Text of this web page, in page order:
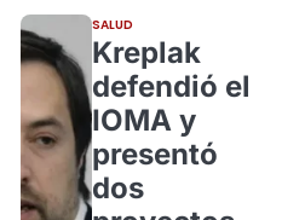
SALUD
Kreplak
defendió el
IOMA y
presentó
dos